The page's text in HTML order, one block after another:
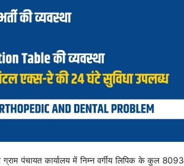
पंचायत कार्यालय में निम्न वर्गीय लिपिक के कुल 8093